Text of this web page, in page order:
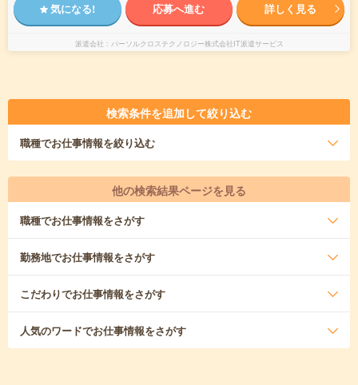
気になる! 応募へ進む 詳しく見る
派遣会社 パーソルクロステクノロジー株式会社IT派遣サービス
検索条件を追加して絞り込む
職種でお仕事情報を絞り込む
他の検索結果ページを見る
職種でお仕事情報をさがす
勤務地でお仕事情報をさがす
こだわりでお仕事情報をさがす
人気のワードでお仕事情報をさがす